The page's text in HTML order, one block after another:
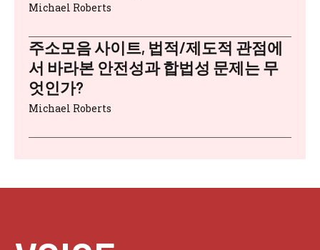
Michael Roberts
주소모음 사이트, 법적/제도적 관점에
서 바라본 안전성과 합법성 문제는 무
엇인가?
Michael Roberts